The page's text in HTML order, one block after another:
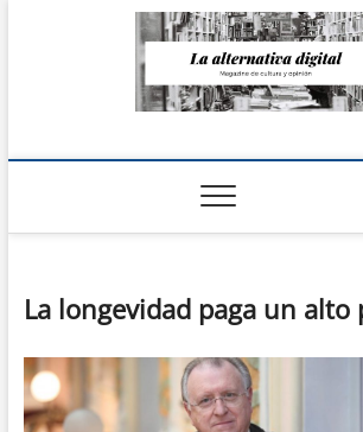
La
La longevidad paga un alto